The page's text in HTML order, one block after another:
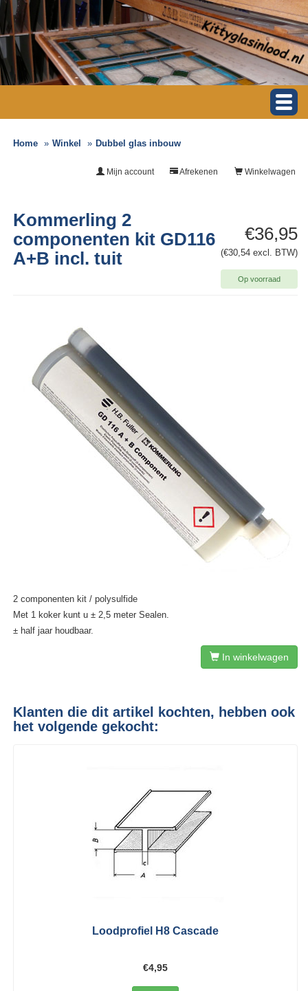
Home Winkel Dubbel glas inbouw
Winkelwagen
Afrekenen
Mijn account
€36,95
(€30,54 excl. BTW)
Op voorraad
Kommerling 2
componenten kit GD116
A+B incl. tuit
2 componenten kit / polysulfide
Met 1 koker kunt u ± 2,5 meter Sealen.
± half jaar houdbaar.
In winkelwagen
Klanten die dit artikel kochten, hebben ook
het volgende gekocht:
Loodprofiel H8 Cascade
€4,95